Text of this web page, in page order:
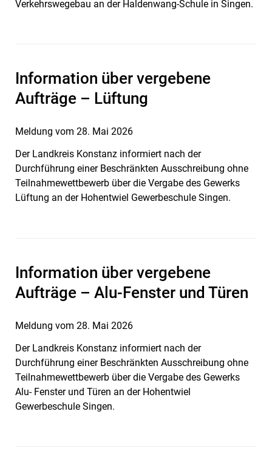
Verkehrswegebau an der Haldenwang-Schule in Singen.
Meldung vom 28. Mai 2026
Information über vergebene
Aufträge – Lüftung
Der Landkreis Konstanz informiert nach der
Durchführung einer Beschränkten Ausschreibung ohne
Teilnahmewettbewerb über die Vergabe des Gewerks
Lüftung an der Hohentwiel Gewerbeschule Singen.
Meldung vom 28. Mai 2026
Information über vergebene
Aufträge – Alu-Fenster und Türen
Der Landkreis Konstanz informiert nach der
Durchführung einer Beschränkten Ausschreibung ohne
Teilnahmewettbewerb über die Vergabe des Gewerks
Alu- Fenster und Türen an der Hohentwiel
Gewerbeschule Singen.